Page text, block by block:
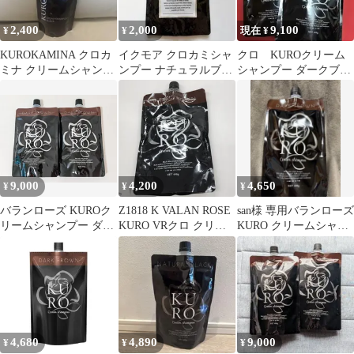
¥2,400
KUROKAMINA クロカ
ミナ クリームシャンプ
¥2,000
イクモア クロカミシャ
ンプー ナチュラルブラ
ック 400g 新品 未開封
現在 ¥9,100
クロ KUROクリーム
シャンプー ダークブラ
ウン 2個セット
¥9,000
バランローズ KUROク
リームシャンプー ダー
クブラウン 400g × 2個
セット 白髪ケア
¥4,200
Z1818 K VALAN ROSE
KURO VRクロ クリー
ムシャンプー ダークブ
ラウン 400g【赤字覚
¥4,650
san様 専用バランローズ
KURO クリームシャン
プー
¥ 4,680 ¥4,890 ¥9,000